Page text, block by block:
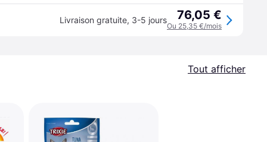
Livraison gratuite, 3-5 jours 76,05 €
Ou 25,35 €/mois
Tout afficher